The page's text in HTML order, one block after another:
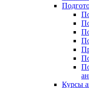
Курсы